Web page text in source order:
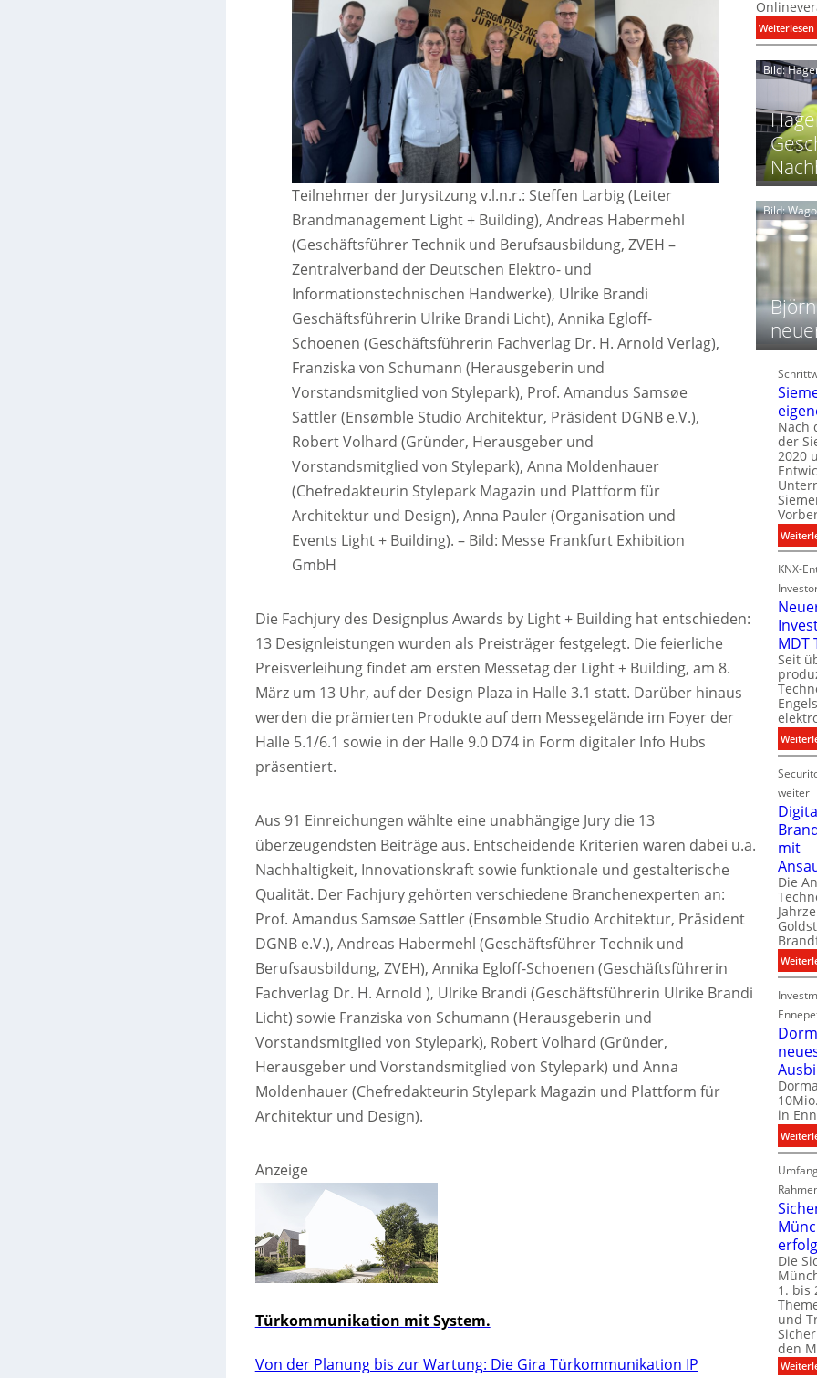
Teilnehmer der Jurysitzung v.l.n.r.: Steffen Larbig (Leiter
Brandmanagement Light + Building), Andreas Habermehl
(Geschäftsführer Technik und Berufsausbildung, ZVEH –
Zentralverband der Deutschen Elektro- und
Informationstechnischen Handwerke), Ulrike Brandi
Geschäftsführerin Ulrike Brandi Licht), Annika Egloff-
Schoenen (Geschäftsführerin Fachverlag Dr. H. Arnold Verlag),
Franziska von Schumann (Herausgeberin und
Vorstandsmitglied von Stylepark), Prof. Amandus Samsøe
Sattler (Ensømble Studio Architektur, Präsident DGNB e.V.),
Robert Volhard (Gründer, Herausgeber und
Vorstandsmitglied von Stylepark), Anna Moldenhauer
(Chefredakteurin Stylepark Magazin und Plattform für
Architektur und Design), Anna Pauler (Organisation und
Events Light + Building). – Bild: Messe Frankfurt Exhibition
GmbH
Die Fachjury des Designplus Awards by Light + Building hat entschieden:
13 Designleistungen wurden als Preisträger festgelegt. Die feierliche
Preisverleihung findet am ersten Messetag der Light + Building, am 8.
März um 13 Uhr, auf der Design Plaza in Halle 3.1 statt. Darüber hinaus
werden die prämierten Produkte auf dem Messegelände im Foyer der
Halle 5.1/6.1 sowie in der Halle 9.0 D74 in Form digitaler Info Hubs
präsentiert.
Aus 91 Einreichungen wählte eine unabhängige Jury die 13
überzeugendsten Beiträge aus. Entscheidende Kriterien waren dabei u.a.
Nachhaltigkeit, Innovationskraft sowie funktionale und gestalterische
Qualität. Der Fachjury gehörten verschiedene Branchenexperten an:
Prof. Amandus Samsøe Sattler (Ensømble Studio Architektur, Präsident
DGNB e.V.), Andreas Habermehl (Geschäftsführer Technik und
Berufsausbildung, ZVEH), Annika Egloff-Schoenen (Geschäftsführerin
Fachverlag Dr. H. Arnold ), Ulrike Brandi (Geschäftsführerin Ulrike Brandi
Licht) sowie Franziska von Schumann (Herausgeberin und
Vorstandsmitglied von Stylepark), Robert Volhard (Gründer,
Herausgeber und Vorstandsmitglied von Stylepark) und Anna
Moldenhauer (Chefredakteurin Stylepark Magazin und Plattform für
Architektur und Design).
Anzeige
Türkommunikation mit System.
Von der Planung bis zur Wartung: Die Gira Türkommunikation IP
r
ü
c
n
2
c
h
t
l
e
c
t
g
s
t
c
i
k
Weiterlesen:
I
0
5
l
s
s
e
f
r
i
g
i
t
l
P
d
t
a
t
Bild:
Bild:
Nach
der
2020
KNX-
MDT
Seit
weiter
mit
Die
in
Die
1. bis
und
den